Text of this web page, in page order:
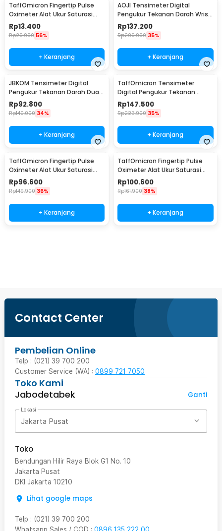
TaffOmicron Fingertip Pulse
Oximeter Alat Ukur Saturasi
Oksigen Darah - SMH-01
Rp13.400
Rp29.900 56%
+ Keranjang
AOJI Tensimeter Digital
Pengukur Tekanan Darah Wrist
English Voice - WRS-35E
Rp137.200
Rp209.900 35%
+ Keranjang
JBKOM Tensimeter Digital
Pengukur Tekanan Darah Dual
Power Bahasa Indonesia - BK-
803
Rp92.800
Rp140.000 34%
+ Keranjang
TaffOmicron Tensimeter
Digital Pengukur Tekanan
Darah English Voice - YM-5L8
Rp147.500
Rp223.900 35%
+ Keranjang
TaffOmicron Fingertip Pulse
Oximeter Alat Ukur Saturasi
Oksigen Darah - PO-A2AO
Rp96.600
Rp149.900 36%
+ Keranjang
TaffOmicron Fingertip Pulse
Oximeter Alat Ukur Saturasi
Oksigen Darah - PO-C6AO
Rp100.600
Rp161.900 38%
+ Keranjang
Contact Center
Pembelian Online
Telp : (021) 39 700 200
Customer Service (WA) : 0899 721 7050
Toko Kami
Jabodetabek
Ganti
Lokasi
Jakarta Pusat
Toko
Bendungan Hilir Raya Blok G1 No. 10
Jakarta Pusat
DKI Jakarta 10210
Lihat google maps
Telp : (021) 39 700 200